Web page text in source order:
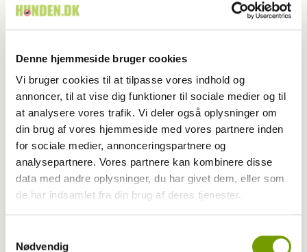
Denne hjemmeside bruger cookies
Vi bruger cookies til at tilpasse vores indhold og
annoncer, til at vise dig funktioner til sociale medier og til
at analysere vores trafik. Vi deler også oplysninger om
din brug af vores hjemmeside med vores partnere inden
for sociale medier, annonceringspartnere og
analysepartnere. Vores partnere kan kombinere disse
data med andre oplysninger, du har givet dem, eller som
de har indsamlet fra din brug af deres tjenester.
Nødvendig
2026
måned
6
Start
side nr.
Antal
sider
10,0
Fotograf
Mikkel Saugmann Jensen, Rinnie Mathilde